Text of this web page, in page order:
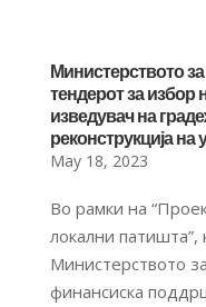
Министерството
тендерот за избор
изведувач на
реконструкција
May 18, 2023
Во рамки на
локални патишта”,
Министерството
финансиска